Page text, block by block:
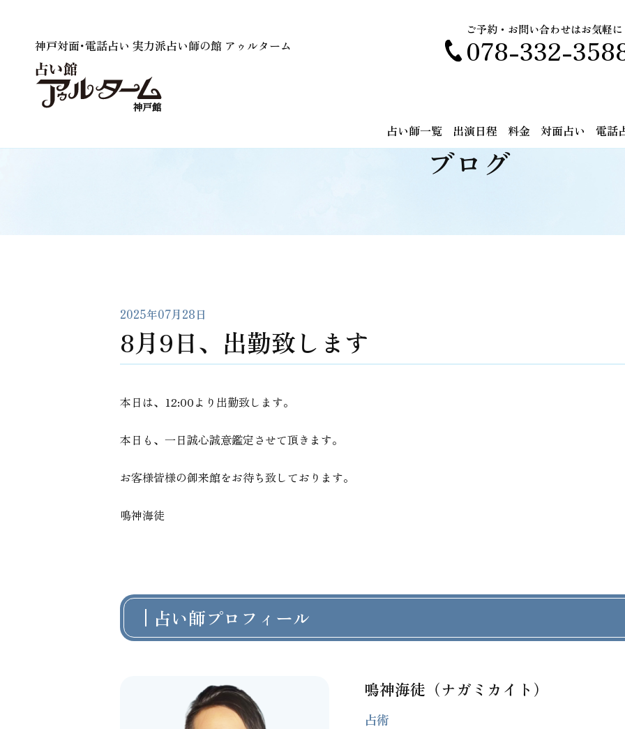
神戸対面･電話占い 実力派占い師の館 アゥルターム
ご予約・お問い合わせはお気軽
078-332-
占い師一覧 出演日程 料金 対面占い 電話
ブログ
2025年07月28日
8月9日、出勤致します
本日は、12:00より出勤致します。
本日も、一日誠心誠意鑑定させて頂きます。
お客様皆様の御来館をお待ち致しております。
鳴神海徒
占い師プロフィール
鳴神海徒（ナガミカイト）
占術